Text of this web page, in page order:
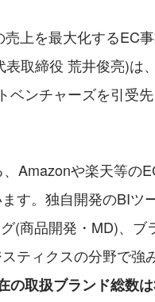
上を最大化するEC
取締役 荒井俊亮)は
ベンチャーズを引受
Amazonや楽天等の
す。独自開発のBIツ
(商品開発・MD)、ブ
ティクスの分野で強
取扱ブランド総数は